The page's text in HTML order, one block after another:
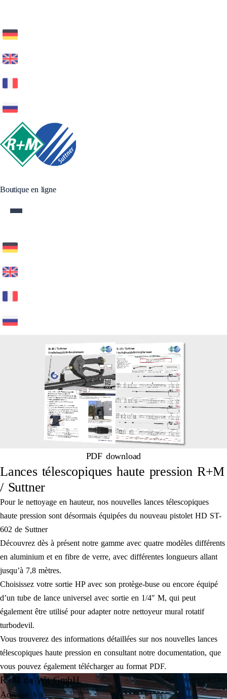
Boutique en ligne
Boutique en ligne
PDF download
Lances télescopiques haute pression R+M
/ Suttner
Pour le nettoyage en hauteur, nos nouvelles lances télescopiques
haute pression sont désormais équipées du nouveau pistolet HD ST-
602 de Suttner
Découvrez dès à présent notre gamme avec quatre modèles différents
en aluminium et en fibre de verre, avec différentes longueurs allant
jusqu’à 7,8 mètres.
Choisissez votre sortie HP avec son protège-buse ou encore équipé
d’un tube de lance universel avec sortie en 1/4″ M, qui peut
également être utilisé pour adapter notre nettoyeur mural rotatif
turbodevil.
Vous trouverez des informations détaillées sur nos nouvelles lances
télescopiques haute pression en consultant notre documentation, que
vous pouvez également télécharger au format PDF.
R+M de Wit GmbH
Adresse